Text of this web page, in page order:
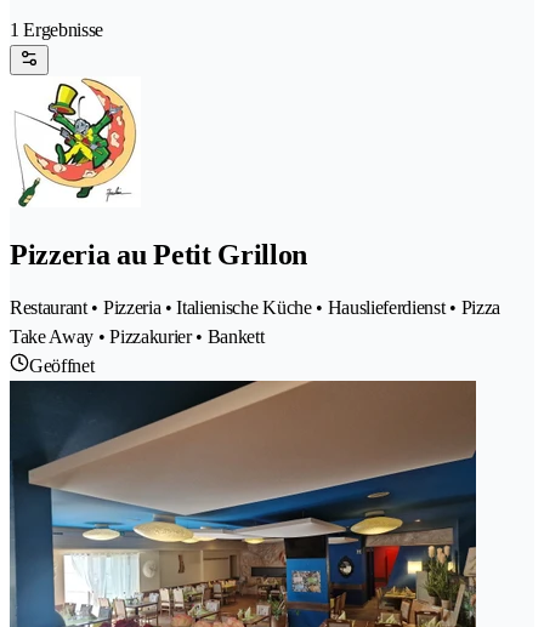
1 Ergebnisse
Pizzeria au Petit Grillon
Restaurant • Pizzeria • Italienische Küche • Hauslieferdienst • Pizza
Take Away • Pizzakurier • Bankett
Geöffnet